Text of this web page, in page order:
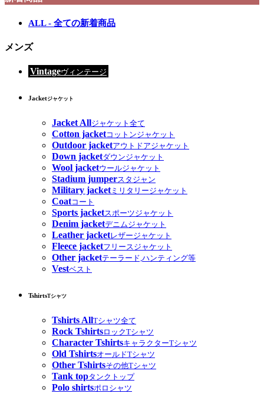
ALL - 全ての新着商品
メンズ
Vintageヴィンテージ
Jacketジャケット
Jacket Allジャケット全て
Cotton jacketコットンジャケット
Outdoor jacketアウトドアジャケット
Down jacketダウンジャケット
Wool jacketウールジャケット
Stadium jumperスタジャン
Military jacketミリタリージャケット
Coatコート
Sports jacketスポーツジャケット
Denim jacketデニムジャケット
Leather jacketレザージャケット
Fleece jacketフリースジャケット
Other jacketテーラード,ハンティング等
Vestベスト
TshirtsTシャツ
Tshirts AllTシャツ全て
Rock TshirtsロックTシャツ
Character TshirtsキャラクターTシャツ
Old TshirtsオールドTシャツ
Other Tshirtsその他Tシャツ
Tank topタンクトップ
Polo shirtsポロシャツ